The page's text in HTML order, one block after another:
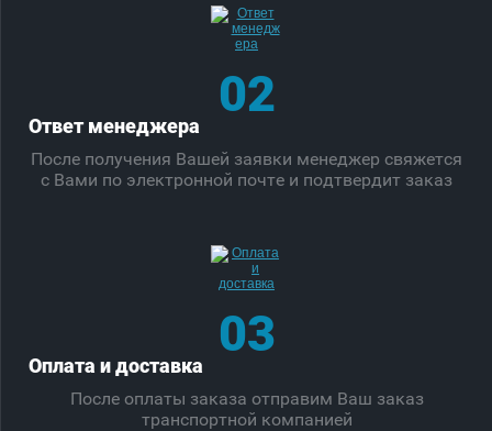
02
Ответ менеджера
После получения Вашей заявки менеджер свяжется
с Вами по электронной почте и подтвердит заказ
03
Оплата и доставка
После оплаты заказа отправим Ваш заказ
транспортной компанией